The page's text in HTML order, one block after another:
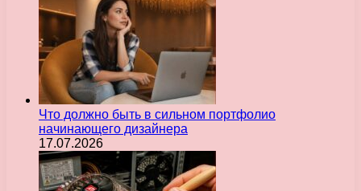
Что должно быть в сильном портфолио
начинающего дизайнера
17.07.2026